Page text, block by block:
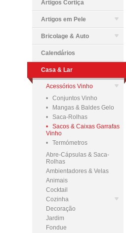
Artigos Cortiça
Artigos em Pele
Bricolage & Auto
Calendários
Casa & Lar
Acessórios Vinho
• Conjuntos Vinho
• Mangas & Baldes Gelo
• Saca-Rolhas
• Sacos & Caixas Garrafas
Vinho
• Termómetros
Abre-Cápsulas & Saca-
Rolhas
Ambientadores & Velas
Animais
Cocktail
Cozinha
Decoração
Jardim
Fondue